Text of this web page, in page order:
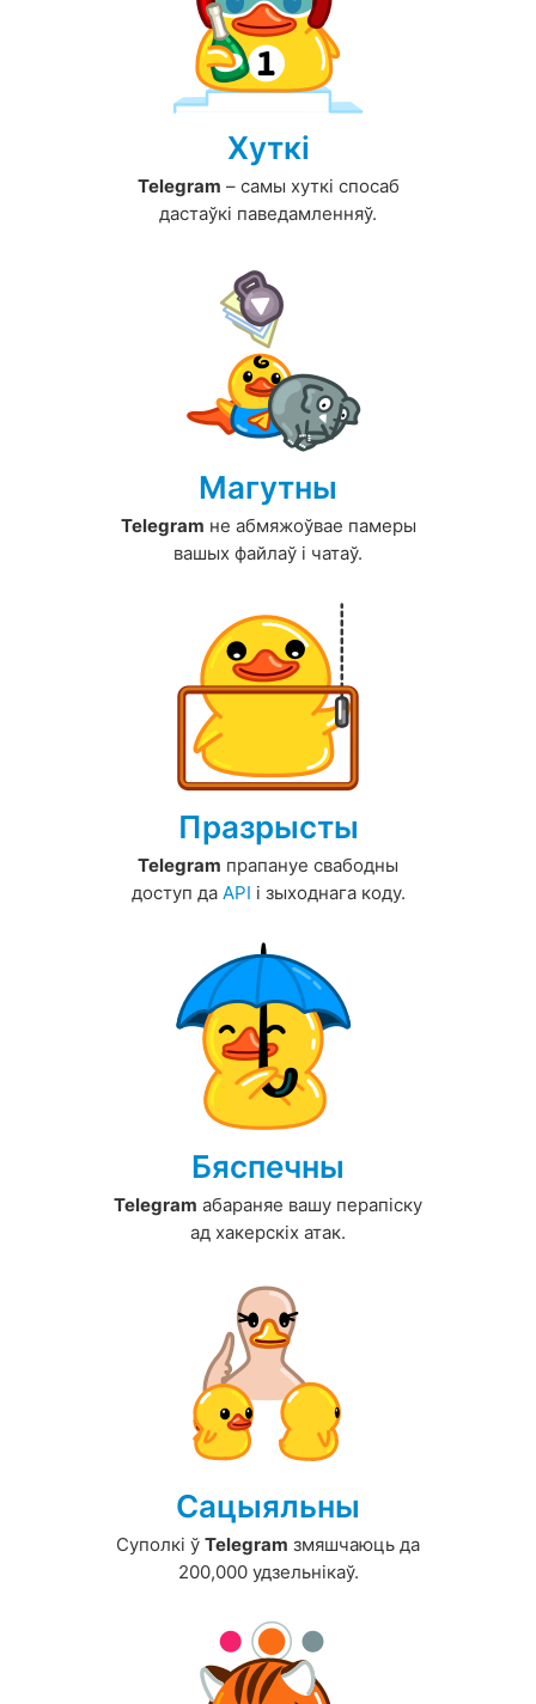
Хуткі
Telegram – самы хуткі спосаб
дастаўкі паведамленняў.
Магутны
Telegram не абмяжоўвае памеры
вашых файлаў і чатаў.
Празрысты
Telegram прапануе свабодны
доступ да API і зыходнага коду.
Бяспечны
Telegram абараняе вашу перапіску
ад хакерскіх атак.
Сацыяльны
Суполкі ў Telegram змяшчаюць да
200,000 удзельнікаў.